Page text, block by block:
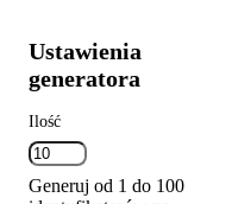
Ustawienia
generatora
Ilość
Generuj od 1 do 100